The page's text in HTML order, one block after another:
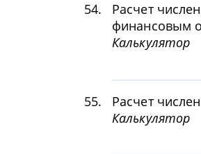
54.
Расчет
финансовым
Калькулятор
55.
Расчет
Калькулятор